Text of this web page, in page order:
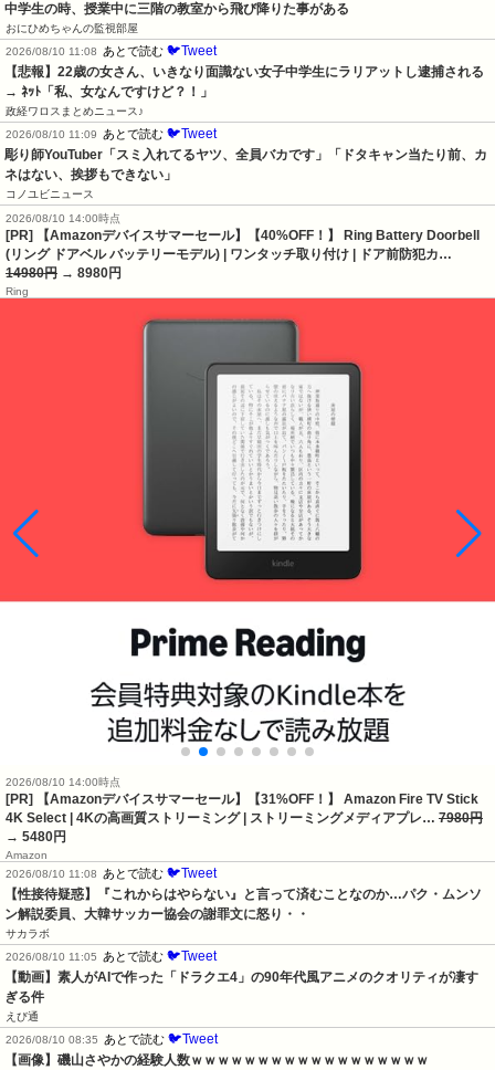
中学生の時、授業中に三階の教室から飛び降りた事がある
おにひめちゃんの監視部屋
2026/08/10 11:08
あとで読む 🐦Tweet
【悲報】22歳の女さん、いきなり面識ない女子中学生にラリアットし逮捕される
→ ﾈｯﾄ「私、女なんですけど？！」
政経ワロスまとめニュース♪
2026/08/10 11:09
あとで読む 🐦Tweet
彫り師YouTuber「スミ入れてるヤツ、全員バカです」「ドタキャン当たり前、カ
ネはない、挨拶もできない」
コノユビニュース
2026/08/10 14:00時点
[PR] 【Amazonデバイスサマーセール】【40%OFF！】 Ring Battery Doorbell
(リング ドアベル バッテリーモデル) | ワンタッチ取り付け | ドア前防犯カ…
14980円 → 8980円
Ring
2026/08/10 14:00時点
[PR] 【Amazonデバイスサマーセール】【31%OFF！】 Amazon Fire TV Stick
4K Select | 4Kの高画質ストリーミング | ストリーミングメディアプレ… 7980円
→ 5480円
Amazon
2026/08/10 11:08
あとで読む 🐦Tweet
【性接待疑惑】『これからはやらない』と言って済むことなのか…パク・ムンソ
ン解説委員、大韓サッカー協会の謝罪文に怒り・・
サカラボ
2026/08/10 11:05
あとで読む 🐦Tweet
【動画】素人がAIで作った「ドラクエ4」の90年代風アニメのクオリティが凄す
ぎる件
えび通
2026/08/10 08:35
あとで読む 🐦Tweet
【画像】磯山さやかの経験人数ｗｗｗｗｗｗｗｗｗｗｗｗｗｗｗｗｗｗ